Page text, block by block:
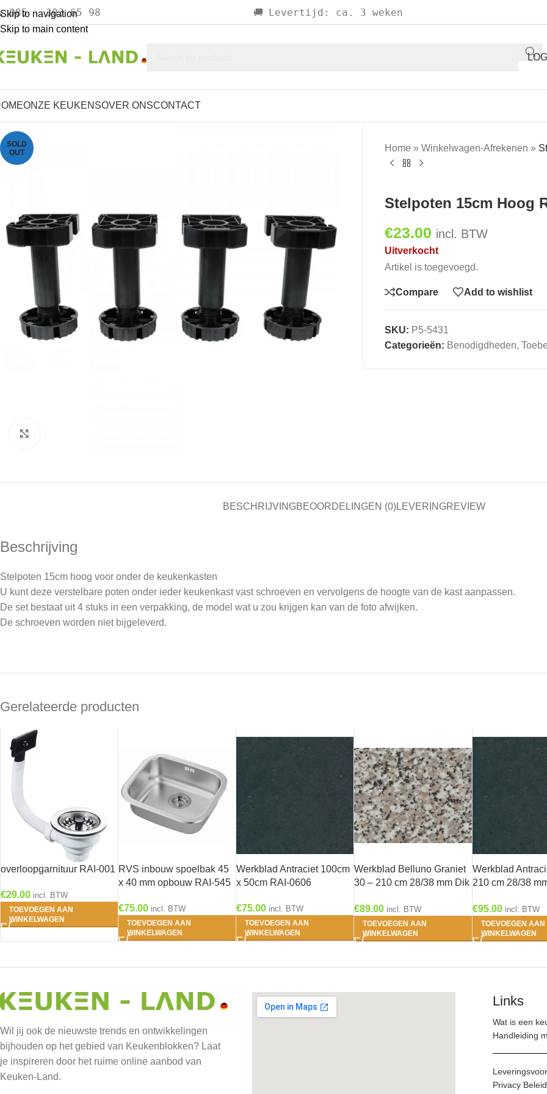
Skip to navigation
Skip to main content
085 - 303 65 98 🚚 Levertijd: ca. 3 weken
ONZE KEUKENSOVER ONSCONTACT
SOLD
OUT
Home » Winkelwagen-Afrekenen »
Stelpoten 15cm Hoog
€23.00 incl. BTW
Uitverkocht
Artikel is toegevoegd.
Compare Add to wishlist
SKU: P5-5431
Categorieën: Benodigdheden,
BESCHRIJVINGBEOORDELINGEN (0)LEVERINGREVIEW
Beschrijving
Stelpoten 15cm hoog voor onder de keukenkasten
U kunt deze verstelbare poten onder ieder keukenkast vast schroeven en vervolgens de hoogte van de kast aanpassen.
De set bestaat uit 4 stuks in een verpakking, de model wat u zou krijgen kan van de foto afwijken.
De schroeven worden niet bijgeleverd.
Gerelateerde producten
overloopgarnituur RAI-001
€29.00 incl. BTW
TOEVOEGEN AAN
WINKELWAGEN
RVS inbouw spoelbak 45
x 40 mm opbouw RAI-545
€75.00 incl. BTW
TOEVOEGEN AAN
WINKELWAGEN
Werkblad Antraciet 100cm
x 50cm RAI-0606
€75.00 incl. BTW
TOEVOEGEN AAN
WINKELWAGEN
Werkblad Belluno Graniet
30 – 210 cm 28/38 mm Dik
€89.00 incl. BTW
TOEVOEGEN AAN
WINKELWAGEN
Werkblad
210 cm 28/38
€95.00 incl. BTW
TOEVOEGEN AAN
WINKELWAGEN
Wil jij ook de nieuwste trends en ontwikkelingen
bijhouden op het gebied van Keukenblokken? Laat
je inspireren door het ruime online aanbod van
Keuken-Land.
Links
Wat is een
Handleiding
Privacy Beleid